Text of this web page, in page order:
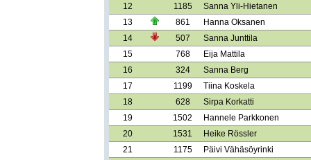
12 1185
Sanna Yli-Hietanen
13
861
Hanna Oksanen
14
507
Sanna Junttila
15
768
Eija Mattila
16
324
Sanna Berg
17
1199
Tiina Koskela
18
628
Sirpa Korkatti
19
1502
Hannele Parkkonen
20
1531
Heike Rössler
21
1175
Päivi Vähäsöyrinki